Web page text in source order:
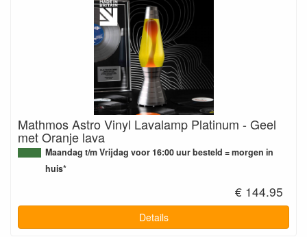
Mathmos Astro Vinyl Lavalamp Platinum - Geel
met Oranje lava
Maandag t/m Vrijdag voor 16:00 uur besteld = morgen in
huis*
€ 144.95
Details